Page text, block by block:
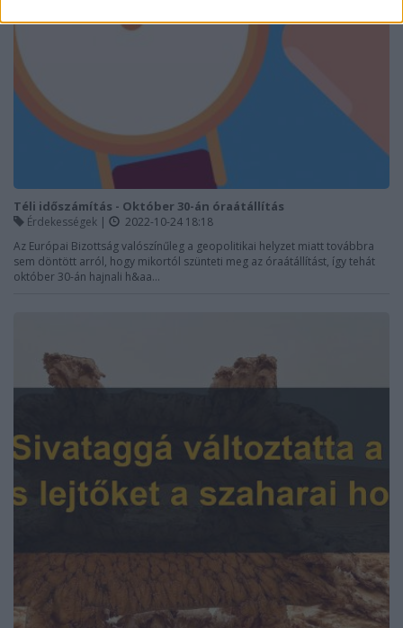
Téli időszámítás - Október 30-án óraátállítás
Érdekességek |
2022-10-24 18:18
Az Európai Bizottság valószínűleg a geopolitikai helyzet miatt továbbra
sem döntött arról, hogy mikortól szünteti meg az óraátállítást, így tehát
október 30-án hajnali h&aa...